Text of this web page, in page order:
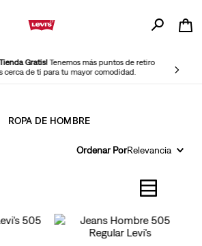
Gratis!Tenemos más puntos de retiro
cerca de ti para tu mayor comodidad.
ROPA DE HOMBRE
Ordenar PorRelevancia